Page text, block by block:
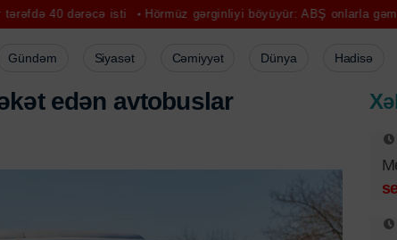
dərəcə isti Hörmüz gərginliyi böyüyür: ABŞ onlarla gəmini
Gündəm Siyasət Cəmiyyət Dünya Hadisə
edən avtobuslar